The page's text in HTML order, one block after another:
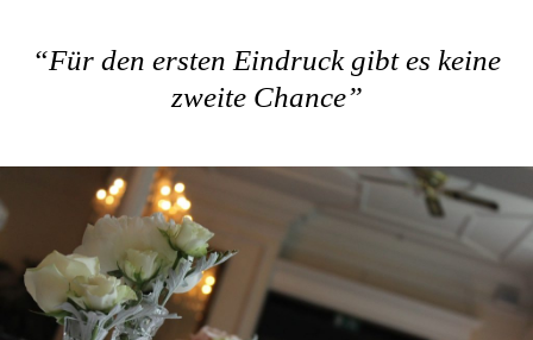
“Für den ersten Eindruck gibt es keine
zweite Chance”